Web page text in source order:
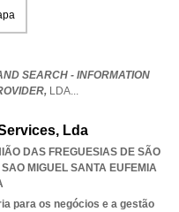
SEARCH - INFORMATION
LDA...
Lda
DAS FREGUESIAS DE SÃO
MIGUEL SANTA EUFEMIA
para os negócios e a gestão